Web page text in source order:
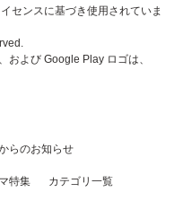
センスに基づき使用されていま
および Google Play ロゴは、
らのお知らせ
特集 カテゴリ一覧